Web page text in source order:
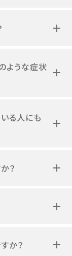
ような症状
る人にも
？
か？